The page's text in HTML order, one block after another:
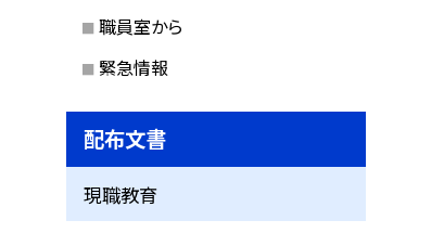
職員室から
緊急情報
配布文書
現職教育